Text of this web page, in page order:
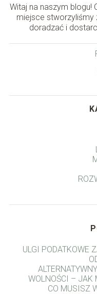
Witaj na naszym blogu!
miejsce stworzyliśmy
doradzać i
ULGI PODATKOWE
WOLNOŚCI – JAK
CO MUSISZ